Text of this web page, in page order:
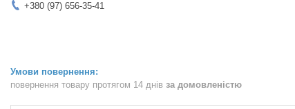
+380 (97) 656-35-41
повернення товару протягом 14 днів за домовленістю